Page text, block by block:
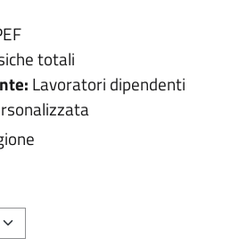
totali
Lavoratori dipendenti